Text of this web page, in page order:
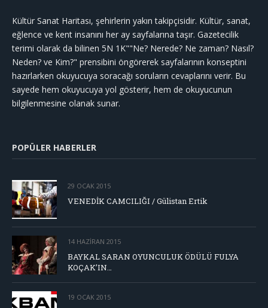
Kültür Sanat Haritası, şehirlerin yakın takipçisidir. Kültür, sanat,
eğlence ve kent insanını her ay sayfalarına taşır. Gazetecilik
terimi olarak da bilinen 5N 1K""Ne? Nerede? Ne zaman? Nasıl?
Neden? ve Kim?" prensibini öngörerek sayfalarının konseptini
hazırlarken okuyucuya soracağı soruların cevaplarını verir. Bu
sayede hem okuyucuya yol gösterir, hem de okuyucunun
bilgilenmesine olanak sunar.
POPÜLER HABERLER
29 OCAK 2015
VENEDİK CAMCILIĞI / Gülistan Ertik
14 HAZIRAN 2015
BAYKAL SARAN OYUNCULUK ÖDÜLÜ FULYA
KOÇAK’IN…
19 OCAK 2015